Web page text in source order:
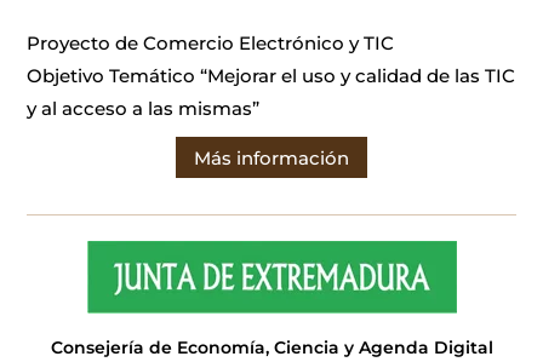
Proyecto de Comercio Electrónico y TIC
Objetivo Temático “Mejorar el uso y calidad de las TIC
y al acceso a las mismas”
Más información
Consejería de Economía, Ciencia y Agenda Digital